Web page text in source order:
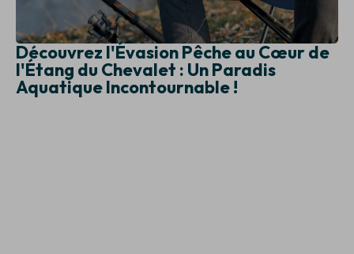
Découvrez l'Évasion Pêche au Cœur de
l'Étang du Chevalet : Un Paradis
Aquatique Incontournable !